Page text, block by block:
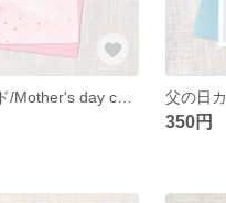
350円